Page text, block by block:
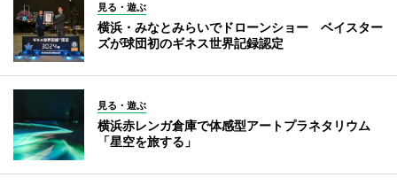
見る・遊ぶ
横浜・みなとみらいでドローンショー ベイスター
ズが球団初のギネス世界記録認定
見る・遊ぶ
横浜赤レンガ倉庫で体感型アートプラネタリウム
「星空を旅する」